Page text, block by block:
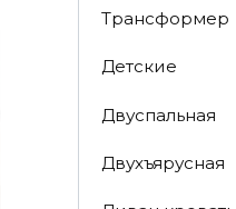
Трансформер
Детские
Двуспальная
Двухъярусная